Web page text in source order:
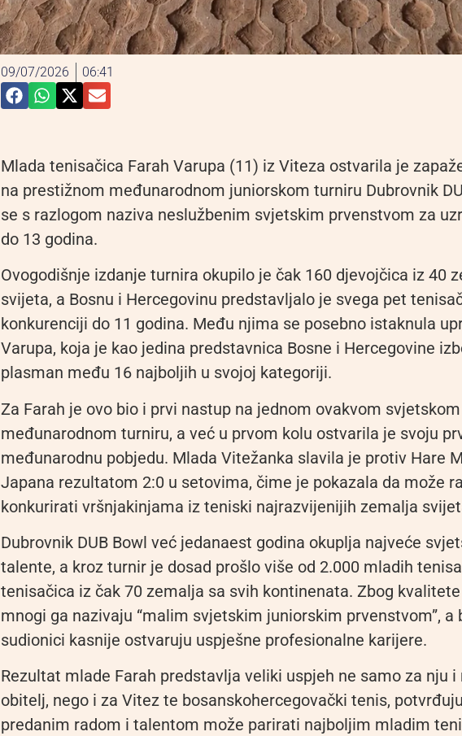
09/07/2026 06:41
Mlada tenisačica Farah Varupa (11) iz Viteza ostvarila je
na prestižnom međunarodnom juniorskom turniru Dubrovnik
se s razlogom naziva neslužbenim svjetskim prvenstvom za
do 13 godina.
Ovogodišnje izdanje turnira okupilo je čak 160 djevojčica iz 40
svijeta, a Bosnu i Hercegovinu predstavljalo je svega pet
konkurenciji do 11 godina. Među njima se posebno istaknula
Varupa, koja je kao jedina predstavnica Bosne i Hercegovine
plasman među 16 najboljih u svojoj kategoriji.
Za Farah je ovo bio i prvi nastup na jednom ovakvom svjetskom
međunarodnom turniru, a već u prvom kolu ostvarila je svoju
međunarodnu pobjedu. Mlada Vitežanka slavila je protiv Hare
Japana rezultatom 2:0 u setovima, čime je pokazala da može
konkurirati vršnjakinjama iz teniski najrazvijenijih zemalja
Dubrovnik DUB Bowl već jedanaest godina okuplja najveće
talente, a kroz turnir je dosad prošlo više od 2.000 mladih
tenisačica iz čak 70 zemalja sa svih kontinenata. Zbog
mnogi ga nazivaju “malim svjetskim juniorskim prvenstvom”, a
sudionici kasnije ostvaruju uspješne profesionalne karijere.
Rezultat mlade Farah predstavlja veliki uspjeh ne samo za nju i
obitelj, nego i za Vitez te bosanskohercegovački tenis,
predanim radom i talentom može parirati najboljim mladim